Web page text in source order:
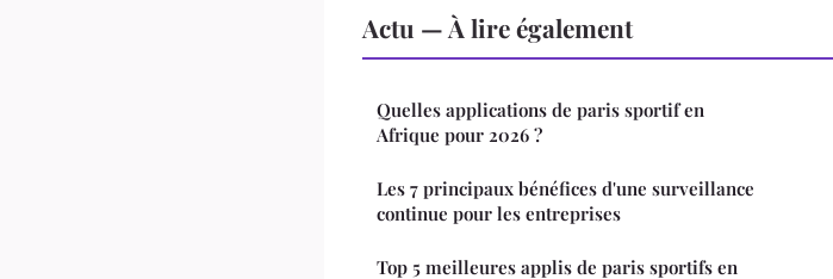
Actu — À lire également
Quelles applications de paris sportif en
Afrique pour 2026 ?
Les 7 principaux bénéfices d'une surveillance
continue pour les entreprises
Top 5 meilleures applis de paris sportifs en